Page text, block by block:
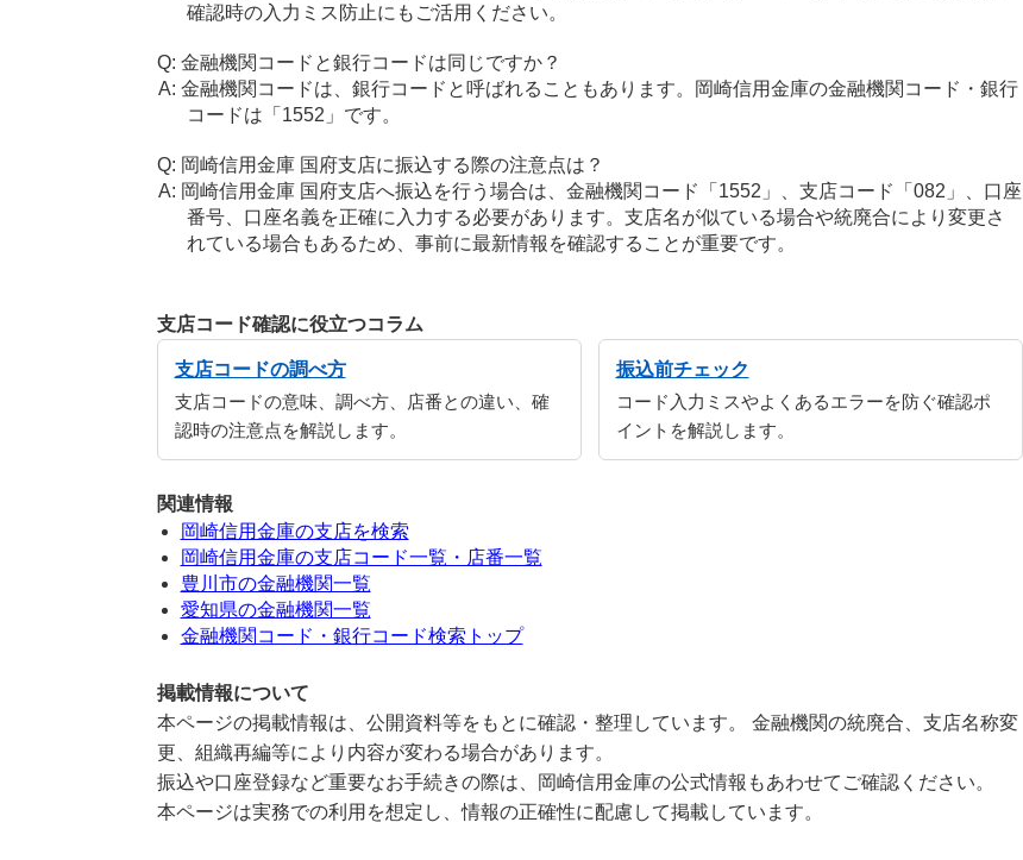
確認時の入力ミス防止にもご活用ください。
金融機関コードと銀行コードは同じですか？
金融機関コードは、銀行コードと呼ばれることもあります。岡崎信用金庫の金融機関コード・銀行
コードは「1552」です。
岡崎信用金庫 国府支店に振込する際の注意点は？
岡崎信用金庫 国府支店へ振込を行う場合は、金融機関コード「1552」、支店コード「082」、口座
番号、口座名義を正確に入力する必要があります。支店名が似ている場合や統廃合により変更さ
れている場合もあるため、事前に最新情報を確認することが重要です。
支店コード確認に役立つコラム
支店コードの調べ方
支店コードの意味、調べ方、店番との違い、確
認時の注意点を解説します。
振込前チェック
コード入力ミスやよくあるエラーを防ぐ確認ポ
イントを解説します。
関連情報
岡崎信用金庫の支店を検索
岡崎信用金庫の支店コード一覧・店番一覧
豊川市の金融機関一覧
愛知県の金融機関一覧
金融機関コード・銀行コード検索トップ
掲載情報について
本ページの掲載情報は、公開資料等をもとに確認・整理しています。 金融機関の統廃合、支店名称変
更、組織再編等により内容が変わる場合があります。
振込や口座登録など重要なお手続きの際は、岡崎信用金庫の公式情報もあわせてご確認ください。
本ページは実務での利用を想定し、情報の正確性に配慮して掲載しています。